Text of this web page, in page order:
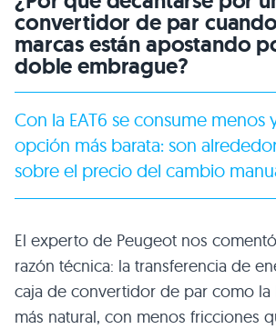
convertidor de par
marcas están apostando
doble embrague?
Con la EAT6 se consume menos
opción más barata: son
sobre el precio del cambio
El experto de Peugeot nos
razón técnica: la transferencia de
caja de convertidor de par como la
más natural, con menos fricciones